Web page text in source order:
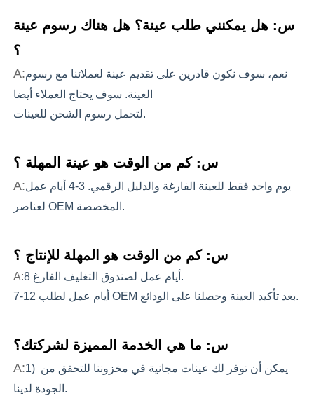
س: هل يمكنني طلب عينة؟ هل هناك رسوم عينة
؟
A:نعم، سوف نكون قادرين على تقديم عينة لعملائنا مع رسوم
العينة. سوف يحتاج العملاء أيضا
لتحمل رسوم الشحن للعينات.
س: كم من الوقت هو عينة المهلة ؟
A:يوم واحد فقط للعينة الفارغة والدليل الرقمي. 3-4 أيام عمل
لعناصر OEM المخصصة.
س: كم من الوقت هو المهلة للإنتاج ؟
A:
8 أيام عمل لصندوق التغليف الفارغ.
7-12 أيام عمل لطلب OEM بعد تأكيد العينة وحصلنا على الودائع.
س: ما هي الخدمة المميزة لشركتك؟
A:1) يمكن أن توفر لك عينات مجانية في مخزوننا للتحقق من
الجودة لدينا.